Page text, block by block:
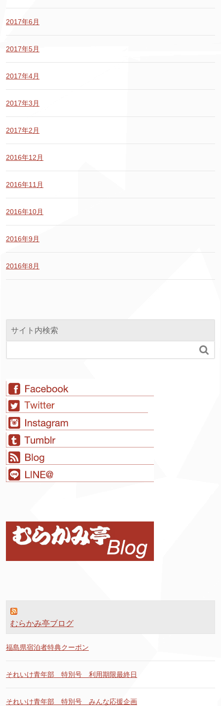
2017年6月
2017年5月
2017年4月
2017年3月
2017年2月
2016年12月
2016年11月
2016年10月
2016年9月
2016年8月
サイト内検索

むらかみ亭ブログ
福島県宿泊者特典クーポン
それいけ青年部 特別号 利用期限最終日
それいけ青年部 特別号 みんな応援企画